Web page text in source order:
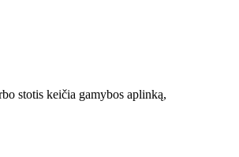
stotis keičia gamybos aplinką,